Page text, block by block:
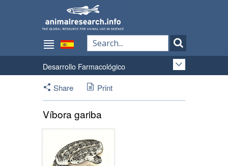
Desarrollo Farmacológico
Share
Print
Víbora gariba